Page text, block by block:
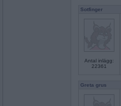
Sotfinger
Antal inlägg:
22361
Greta grus